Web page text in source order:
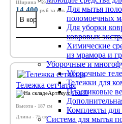
Для мытья
поломоечных
Для уборки
ковровых
Химические
из мрамора и
Уборочные и
Уборочные
Тележки для
Пластиковые
Комплекты для
Система для мытья
Ширина - 59 см
14 400 руб за шт.
Тележка сетчатая
Артикул:95.289
Высота - 187 см
Длина - 75 см